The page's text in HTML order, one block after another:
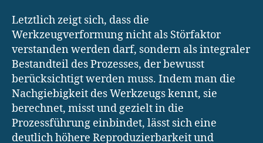
Letztlich zeigt sich, dass die
Werkzeugverformung nicht als Störfaktor
verstanden werden darf, sondern als integraler
Bestandteil des Prozesses, der bewusst
berücksichtigt werden muss. Indem man die
Nachgiebigkeit des Werkzeugs kennt, sie
berechnet, misst und gezielt in die
Prozessführung einbindet, lässt sich eine
deutlich höhere Reproduzierbarkeit und